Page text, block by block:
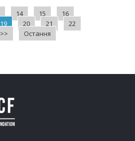
14 15
16
19 20 21
22
>> Остання